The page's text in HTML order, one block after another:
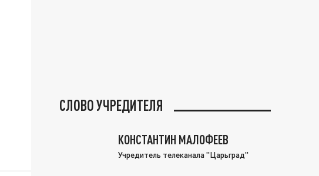
СЛОВО УЧРЕДИТЕЛЯ
КОНСТАНТИН МАЛОФЕЕВ
Учредитель телеканала "Царьград"